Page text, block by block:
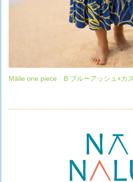
Mālie one piece B ブルーアッシュ×カ